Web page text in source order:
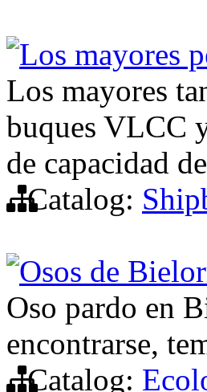
Los mayores
Los mayores
buques VLCC
de capacidad
Catalog:
Osos de
Oso pardo en
encontrarse,
Catalog: